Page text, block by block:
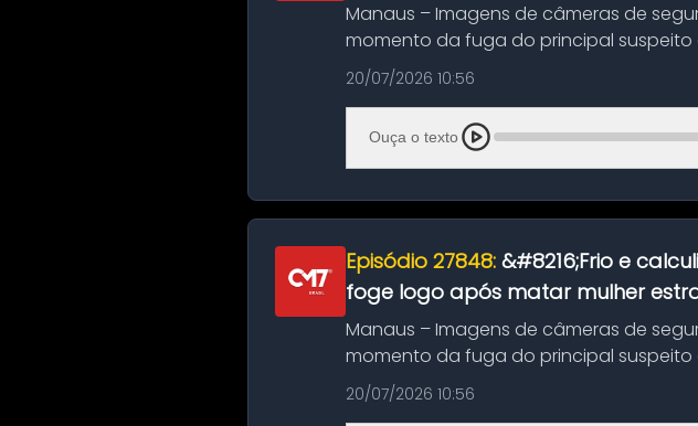
Manaus – Imagens de câmeras de
momento da fuga do principal suspeito
noite deste último d...
20/07/2026 10:56
Ouça o texto
Episódio 27848: &#8216;Frio e
foge logo após matar mulher
Manaus – Imagens de câmeras de
momento da fuga do principal suspeito
noite deste último d...
20/07/2026 10:56